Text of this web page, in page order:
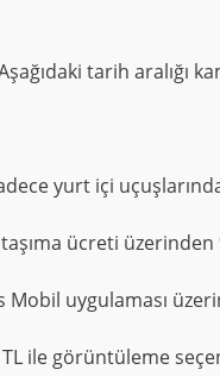
tarih aralığı
yurt içi
ücreti
Mobil uygulaması
ile görüntüleme